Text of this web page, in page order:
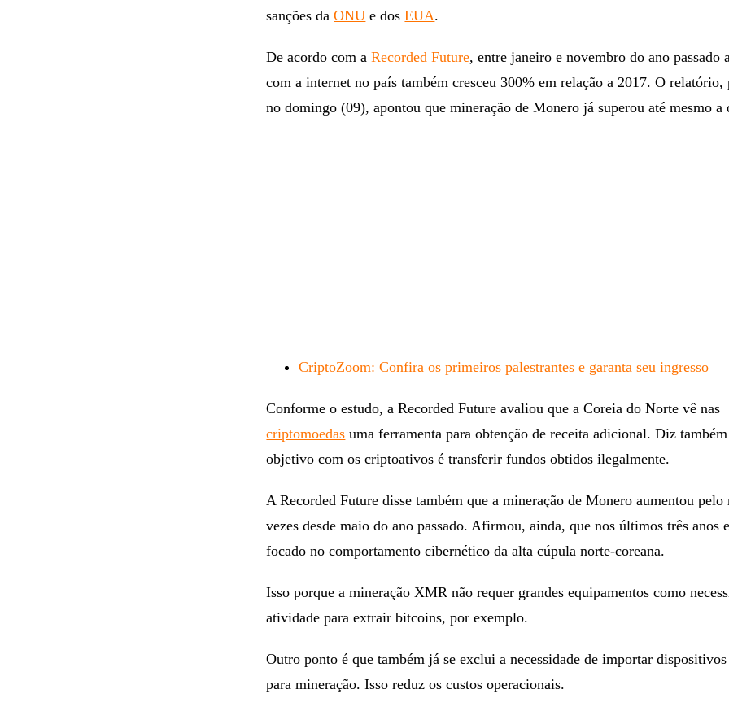
sanções daONU e dosEUA.
De acordo com aRecorded Future, entre janeiro e novembro do ano passado
com a internet no país também cresceu 300% em relação a 2017. O relatório,
no domingo (09), apontou que mineração de Monero já superou até mesmo
CriptoZoom: Confira os primeiros palestrantes e garanta seu ingresso
Conforme o estudo, a Recorded Future avaliou que a Coreia do Norte vê nas
criptomoedas uma ferramenta para obtenção de receita adicional. Diz
objetivo com os criptoativos é transferir fundos obtidos ilegalmente.
A Recorded Future disse também que a mineração de Monero aumentou pelo
vezes desde maio do ano passado. Afirmou, ainda, que nos últimos três anos
focado no comportamento cibernético da alta cúpula norte-coreana.
Isso porque a mineração XMR não requer grandes equipamentos como
atividade para extrair bitcoins, por exemplo.
Outro ponto é que também já se exclui a necessidade de importar
para mineração. Isso reduz os custos operacionais.